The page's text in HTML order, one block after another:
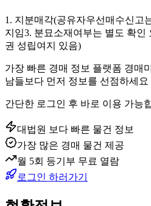
1. 지분매각(공유자우선매수신고
지임3. 분묘소재여부는 별도 확인
권 성립여지 있음)
가장 빠른 경매 정보 플랫폼 경매
남들보다 먼저 정보를 선점하세요
간단한 로그인 후 바로 이용 가능
대법원 보다 빠른 물건 정보
가장 많은 경매 물건 제공
월 5회 등기부 무료 열람
로그인 하러가기